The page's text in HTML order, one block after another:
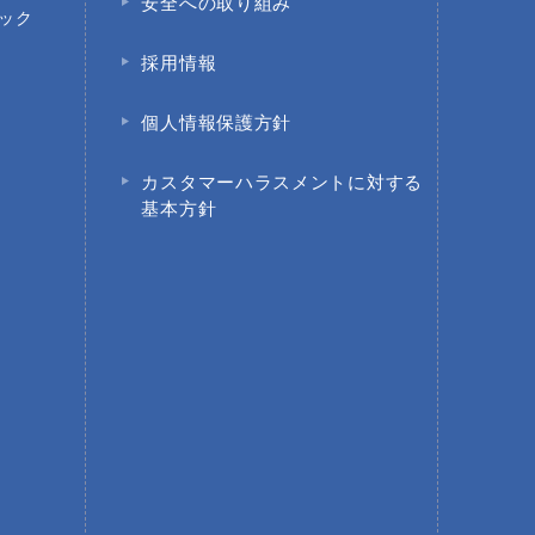
ク
採用情報
個人情報保護方針
カスタマーハラスメントに対する
基本方針